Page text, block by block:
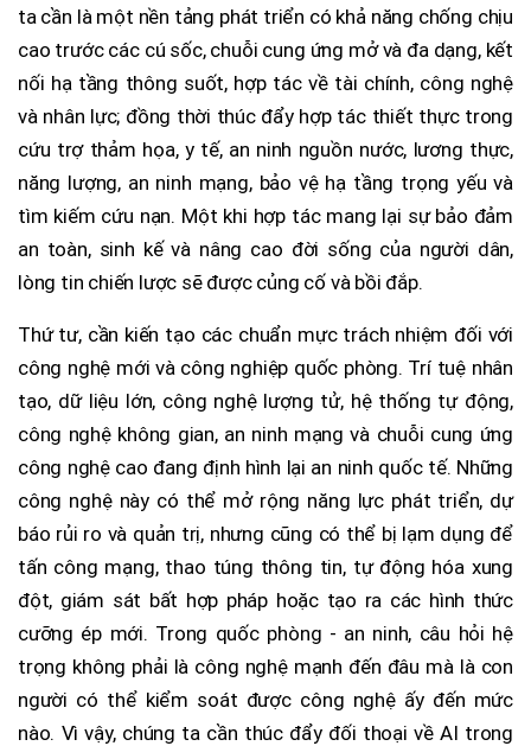
ta cần là một nền tảng phát triển có khả năng chống chịu
cao trước các cú sốc, chuỗi cung ứng mở và đa dạng, kết
nối hạ tầng thông suốt, hợp tác về tài chính, công nghệ
và nhân lực; đồng thời thúc đẩy hợp tác thiết thực trong
cứu trợ thảm họa, y tế, an ninh nguồn nước, lương thực,
năng lượng, an ninh mạng, bảo vệ hạ tầng trọng yếu và
tìm kiếm cứu nạn. Một khi hợp tác mang lại sự bảo đảm
an toàn, sinh kế và nâng cao đời sống của người dân,
lòng tin chiến lược sẽ được củng cố và bồi đắp.
Thứ tư, cần kiến tạo các chuẩn mực trách nhiệm đối với
công nghệ mới và công nghiệp quốc phòng. Trí tuệ nhân
tạo, dữ liệu lớn, công nghệ lượng tử, hệ thống tự động,
công nghệ không gian, an ninh mạng và chuỗi cung ứng
công nghệ cao đang định hình lại an ninh quốc tế. Những
công nghệ này có thể mở rộng năng lực phát triển, dự
báo rủi ro và quản trị, nhưng cũng có thể bị lạm dụng để
tấn công mạng, thao túng thông tin, tự động hóa xung
đột, giám sát bất hợp pháp hoặc tạo ra các hình thức
cưỡng ép mới. Trong quốc phòng - an ninh, câu hỏi hệ
trọng không phải là công nghệ mạnh đến đâu mà là con
người có thể kiểm soát được công nghệ ấy đến mức
nào. Vì vậy, chúng ta cần thúc đẩy đối thoại về AI trong